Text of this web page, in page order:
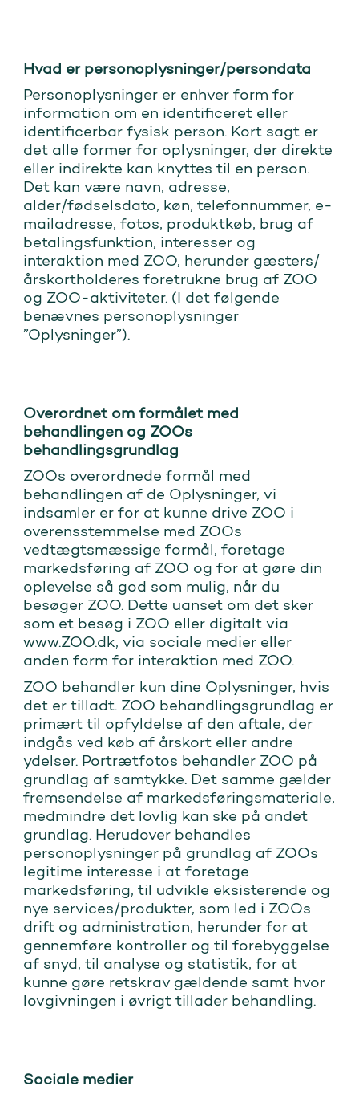
Hvad er personoplysninger/persondata
Personoplysninger er enhver form for
information om en identificeret eller
identificerbar fysisk person. Kort sagt er
det alle former for oplysninger, der direkte
eller indirekte kan knyttes til en person.
Det kan være navn, adresse,
alder/fødselsdato, køn, telefonnummer, e-
mailadresse, fotos, produktkøb, brug af
betalingsfunktion, interesser og
interaktion med ZOO, herunder gæsters/
årskortholderes foretrukne brug af ZOO
og ZOO-aktiviteter. (I det følgende
benævnes personoplysninger
”Oplysninger”).
Overordnet om formålet med
behandlingen og ZOOs
behandlingsgrundlag
ZOOs overordnede formål med
behandlingen af de Oplysninger, vi
indsamler er for at kunne drive ZOO i
overensstemmelse med ZOOs
vedtægtsmæssige formål, foretage
markedsføring af ZOO og for at gøre din
oplevelse så god som mulig, når du
besøger ZOO. Dette uanset om det sker
som et besøg i ZOO eller digitalt via
www.ZOO.dk, via sociale medier eller
anden form for interaktion med ZOO.
ZOO behandler kun dine Oplysninger, hvis
det er tilladt. ZOO behandlingsgrundlag er
primært til opfyldelse af den aftale, der
indgås ved køb af årskort eller andre
ydelser. Portrætfotos behandler ZOO på
grundlag af samtykke. Det samme gælder
fremsendelse af markedsføringsmateriale,
medmindre det lovlig kan ske på andet
grundlag. Herudover behandles
personoplysninger på grundlag af ZOOs
legitime interesse i at foretage
markedsføring, til udvikle eksisterende og
nye services/produkter, som led i ZOOs
drift og administration, herunder for at
gennemføre kontroller og til forebyggelse
af snyd, til analyse og statistik, for at
kunne gøre retskrav gældende samt hvor
lovgivningen i øvrigt tillader behandling.
Sociale medier